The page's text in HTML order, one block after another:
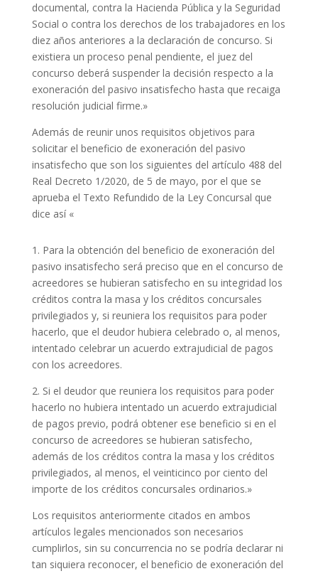
documental, contra la Hacienda Pública y la Seguridad
Social o contra los derechos de los trabajadores en los
diez años anteriores a la declaración de concurso. Si
existiera un proceso penal pendiente, el juez del
concurso deberá suspender la decisión respecto a la
exoneración del pasivo insatisfecho hasta que recaiga
resolución judicial firme.»
Además de reunir unos requisitos objetivos para
solicitar el beneficio de exoneración del pasivo
insatisfecho que son los siguientes del artículo 488 del
Real Decreto 1/2020, de 5 de mayo, por el que se
aprueba el Texto Refundido de la Ley Concursal que
dice así «
1. Para la obtención del beneficio de exoneración del
pasivo insatisfecho será preciso que en el concurso de
acreedores se hubieran satisfecho en su integridad los
créditos contra la masa y los créditos concursales
privilegiados y, si reuniera los requisitos para poder
hacerlo, que el deudor hubiera celebrado o, al menos,
intentado celebrar un acuerdo extrajudicial de pagos
con los acreedores.
2. Si el deudor que reuniera los requisitos para poder
hacerlo no hubiera intentado un acuerdo extrajudicial
de pagos previo, podrá obtener ese beneficio si en el
concurso de acreedores se hubieran satisfecho,
además de los créditos contra la masa y los créditos
privilegiados, al menos, el veinticinco por ciento del
importe de los créditos concursales ordinarios.»
Los requisitos anteriormente citados en ambos
artículos legales mencionados son necesarios
cumplirlos, sin su concurrencia no se podría declarar ni
tan siquiera reconocer, el beneficio de exoneración del